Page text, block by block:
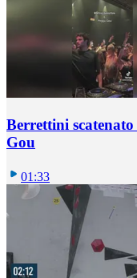
Berrettini
Gou
01:33